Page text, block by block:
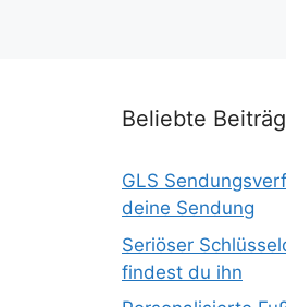
Beliebte
GLS
deine Sendung
Seriöser
findest du ihn